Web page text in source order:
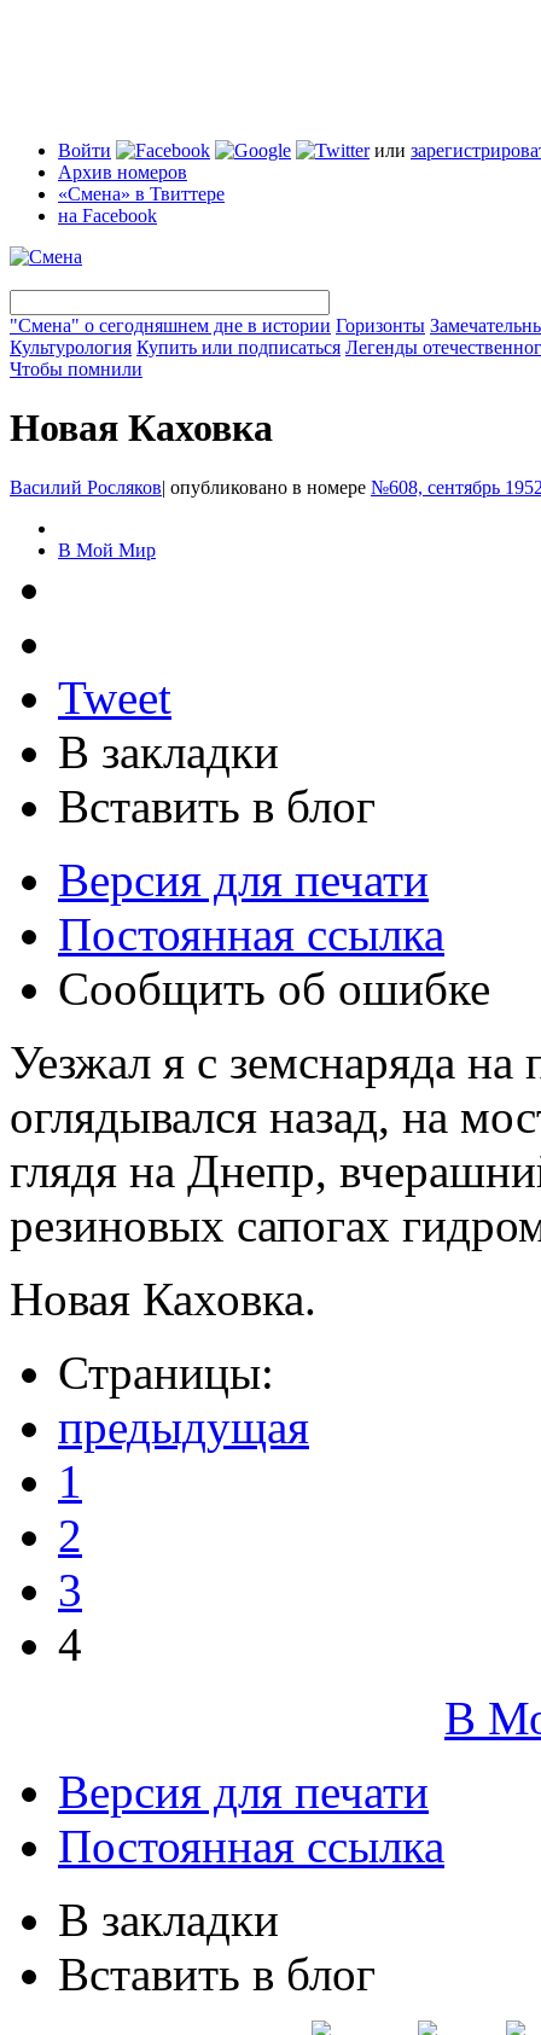
Войти или
Архив номеров
«Смена» в Твиттере
на Facebook
"Смена" о сегодняшнем дне в истории Горизонты
Культурология Купить или подписаться Легенды
Чтобы помнили
Новая Каховка
Василий Росляков| опубликовано в номере №608, сентябрь
В Мой Мир
Tweet
В закладки
Вставить в блог
Версия для печати
Постоянная ссылка
Сообщить об ошибке
Уезжал я с земснаряда
оглядывался назад, на
глядя на Днепр,
резиновых сапогах
Новая Каховка.
Страницы:
предыдущая
1
2
3
4
В
Версия для печати
Постоянная ссылка
В закладки
Вставить в блог